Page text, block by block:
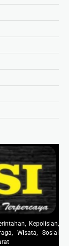
Kepolisian,
Wisata, Sosial